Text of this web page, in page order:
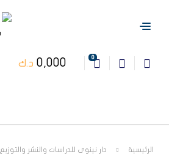
0
0,000 د.ك
الرئيسية دار نينوى للدراسات والنشر والتوزيع